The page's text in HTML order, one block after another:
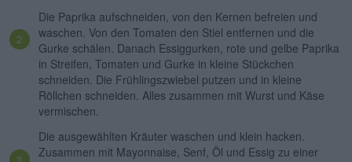
Die Paprika aufschneiden, von den Kernen befreien und
waschen. Von den Tomaten den Stiel entfernen und die
Gurke schälen. Danach Essiggurken, rote und gelbe Paprika
in Streifen, Tomaten und Gurke in kleine Stückchen
schneiden. Die Frühlingszwiebel putzen und in kleine
Röllchen schneiden. Alles zusammen mit Wurst und Käse
vermischen.
Die ausgewählten Kräuter waschen und klein hacken.
Zusammen mit Mayonnaise, Senf, Öl und Essig zu einer